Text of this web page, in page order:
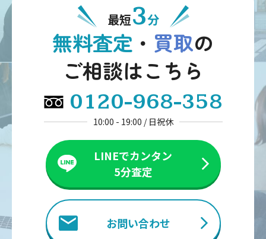
最短3分
無料査定 ・ 買取の
ご相談はこちら
0120-968-358
10:00 - 19:00 / 日祝休
LINEでカンタン
5分査定
お問い合わせ